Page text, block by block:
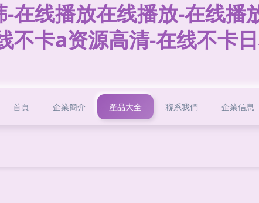
线播放在线播放-在线播
不卡a资源高清-在线不卡
首頁 企業簡介 產品大全 聯系我們 企業信息